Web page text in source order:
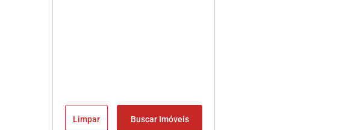
Limpar Buscar Imóveis